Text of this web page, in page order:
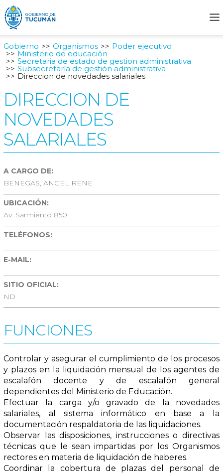
Gobierno Organismos Poder ejecutivo
Ministerio de educación
Secretaria de estado de gestion administrativa
Subsecretaría de gestión administrativa
Direccion de novedades salariales
DIRECCION DE
NOVEDADES
SALARIALES
A CARGO DE:
BENEGAS, ANGEL RENE
UBICACIÓN:
Av. Sarmiento 850
TELÉFONOS:
E-MAIL:
SITIO OFICIAL:
ND
FUNCIONES
Controlar y asegurar el cumplimiento de los procesos
y plazos en la liquidación mensual de los agentes de
escalafón docente y de escalafón general
dependientes del Ministerio de Educación.
Efectuar la carga y/o gravado de la novedades
salariales, al sistema informático en base a la
documentación respaldatoria de las liquidaciones.
Observar las disposiciones, instrucciones o directivas
técnicas que le sean impartidas por los Organismos
rectores en materia de liquidación de haberes.
Coordinar la cobertura de plazas del personal de